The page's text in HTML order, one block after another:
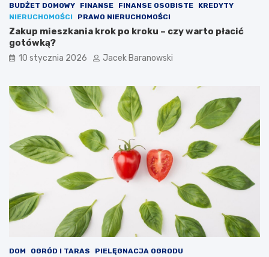
BUDŻET DOMOWY FINANSE FINANSE OSOBISTE
KREDYTY
NIERUCHOMOŚCI
PRAWO NIERUCHOMOŚCI
Zakup mieszkania krok po kroku – czy warto płacić
gotówką?
10 stycznia 2026 Jacek Baranowski
DOM OGRÓD I TARAS
PIELĘGNACJA OGRODU